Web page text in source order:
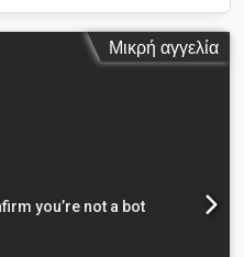
Μικρή αγγελία